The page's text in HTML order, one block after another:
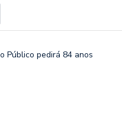
Público pedirá 84 anos